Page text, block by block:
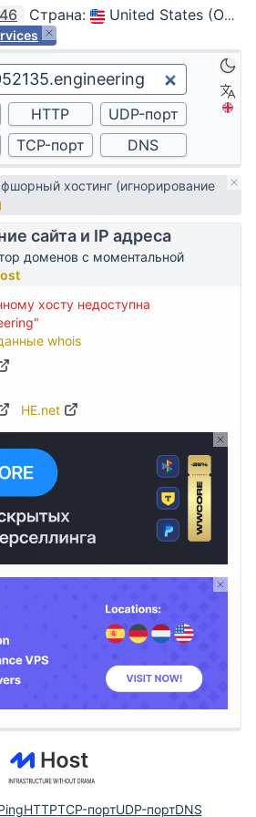
Страна: United States (Ohio, Columbus)
хостинг (игнорирование
сайта и IP адреса
доменов с моментальной
хосту недоступна
whois
HE.net
HTTPTCP-портUDP-портDNS